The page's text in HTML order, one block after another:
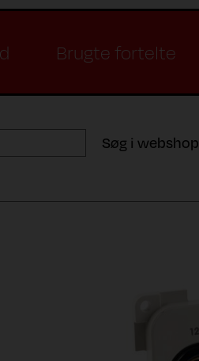
Brugte fortelte
Søg i webshop